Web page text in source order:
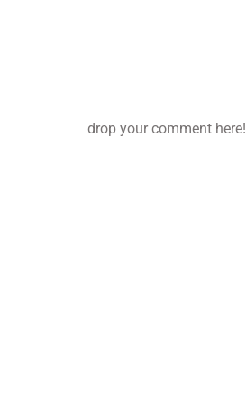
drop your comment here!